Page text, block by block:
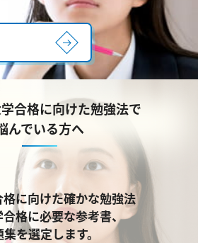
合格に向けた勉強法で
んでいる方へ
に向けた確かな勉強法
合格に必要な参考書、
を選定します。